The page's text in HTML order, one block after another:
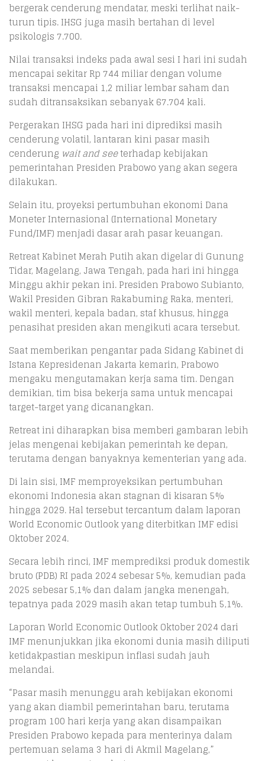
bergerak cenderung mendatar, meski terlihat naik-
turun tipis. IHSG juga masih bertahan di level
psikologis 7.700.
Nilai transaksi indeks pada awal sesi I hari ini sudah
mencapai sekitar Rp 744 miliar dengan volume
transaksi mencapai 1,2 miliar lembar saham dan
sudah ditransaksikan sebanyak 67.704 kali.
Pergerakan IHSG pada hari ini diprediksi masih
cenderung volatil, lantaran kini pasar masih
cenderung wait and seeterhadap kebijakan
pemerintahan Presiden Prabowo yang akan segera
dilakukan.
Selain itu, proyeksi pertumbuhan ekonomi Dana
Moneter Internasional (International Monetary
Fund/IMF) menjadi dasar arah pasar keuangan.
Retreat Kabinet Merah Putih akan digelar di Gunung
Tidar, Magelang, Jawa Tengah, pada hari ini hingga
Minggu akhir pekan ini. Presiden Prabowo Subianto,
Wakil Presiden Gibran Rakabuming Raka, menteri,
wakil menteri, kepala badan, staf khusus, hingga
penasihat presiden akan mengikuti acara tersebut.
Saat memberikan pengantar pada Sidang Kabinet di
Istana Kepresidenan Jakarta kemarin, Prabowo
mengaku mengutamakan kerja sama tim. Dengan
demikian, tim bisa bekerja sama untuk mencapai
target-target yang dicanangkan.
Retreat ini diharapkan bisa memberi gambaran lebih
jelas mengenai kebijakan pemerintah ke depan,
terutama dengan banyaknya kementerian yang ada.
Di lain sisi, IMF memproyeksikan pertumbuhan
ekonomi Indonesia akan stagnan di kisaran 5%
hingga 2029. Hal tersebut tercantum dalam laporan
World Economic Outlook yang diterbitkan IMF edisi
Oktober 2024.
Secara lebih rinci, IMF memprediksi produk domestik
bruto (PDB) RI pada 2024 sebesar 5%, kemudian pada
2025 sebesar 5,1% dan dalam jangka menengah,
tepatnya pada 2029 masih akan tetap tumbuh 5,1%.
Laporan World Economic Outlook Oktober 2024 dari
IMF menunjukkan jika ekonomi dunia masih diliputi
ketidakpastian meskipun inflasi sudah jauh
melandai.
“Pasar masih menunggu arah kebijakan ekonomi
yang akan diambil pemerintahan baru, terutama
program 100 hari kerja yang akan disampaikan
Presiden Prabowo kepada para menterinya dalam
pertemuan selama 3 hari di Akmil Magelang,”